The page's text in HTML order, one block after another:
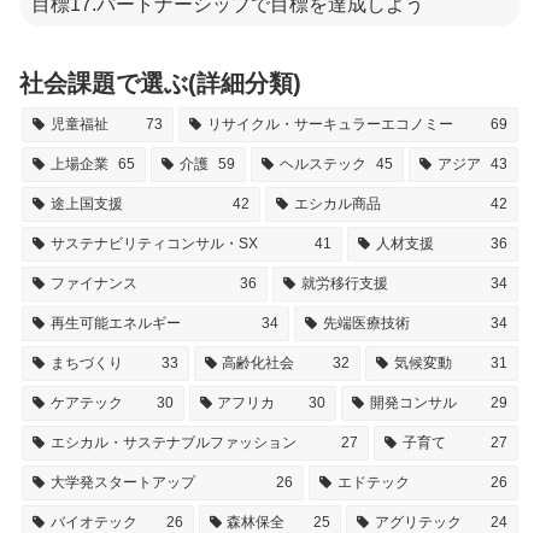
目標17.パートナーシップで目標を達成しよう
社会課題で選ぶ(詳細分類)
児童福祉 73 リサイクル・サーキュラーエコノミー 69
上場企業 65 介護 59 ヘルステック 45 アジア 43
途上国支援 42 エシカル商品 42
サステナビリティコンサル・SX 41 人材支援 36
ファイナンス 36 就労移行支援 34
再生可能エネルギー 34 先端医療技術 34
まちづくり 33 高齢化社会 32 気候変動 31
ケアテック 30 アフリカ 30 開発コンサル 29
エシカル・サステナブルファッション 27 子育て 27
大学発スタートアップ 26 エドテック 26
バイオテック 26 森林保全 25 アグリテック 24